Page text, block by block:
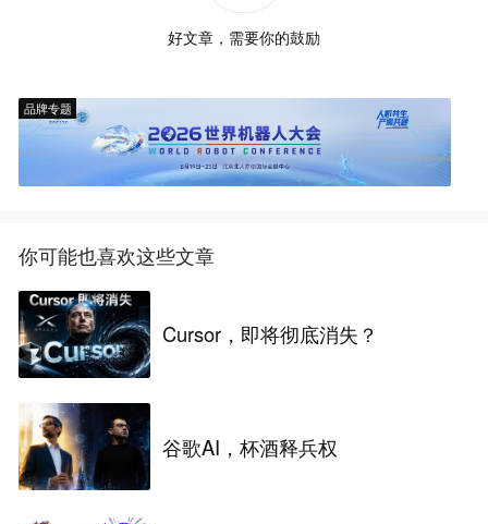
好文章，需要你的鼓励
品牌专题
你可能也喜欢这些文章
Cursor，即将彻底消失？
谷歌AI，杯酒释兵权